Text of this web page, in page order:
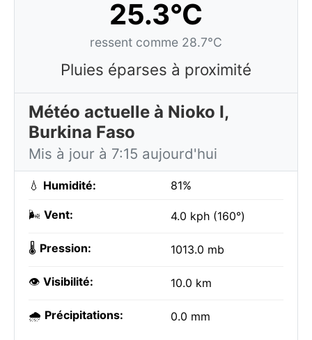
25.3°C
ressent comme 28.7°C
Pluies éparses à proximité
Météo actuelle à Nioko I,
Burkina Faso
Mis à jour à 7:15 aujourd'hui
💧 Humidité: 81%
🌬️ Vent: 4.0 kph (160°)
🌡️ Pression: 1013.0 mb
👁️ Visibilité: 10.0 km
🌧️ Précipitations: 0.0 mm